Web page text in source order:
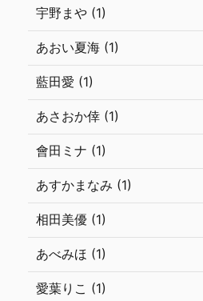
宇野まや (1)
あおい夏海 (1)
藍田愛 (1)
あさおか倖 (1)
會田ミナ (1)
あすかまなみ (1)
相田美優 (1)
あべみほ (1)
愛葉りこ (1)